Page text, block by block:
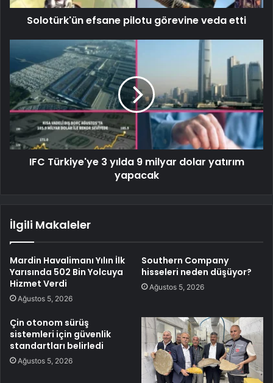
Solotürk'ün efsane pilotu görevine veda etti
IFC Türkiye'ye 3 yılda 9 milyar dolar yatırım
yapacak
İlgili Makaleler
Mardin Havalimanı Yılın İlk
Yarısında 502 Bin Yolcuya
Hizmet Verdi
Ağustos 5, 2026
Southern Company
hisseleri neden düşüyor?
Ağustos 5, 2026
Çin otonom sürüş
sistemleri için güvenlik
standartları belirledi
Ağustos 5, 2026